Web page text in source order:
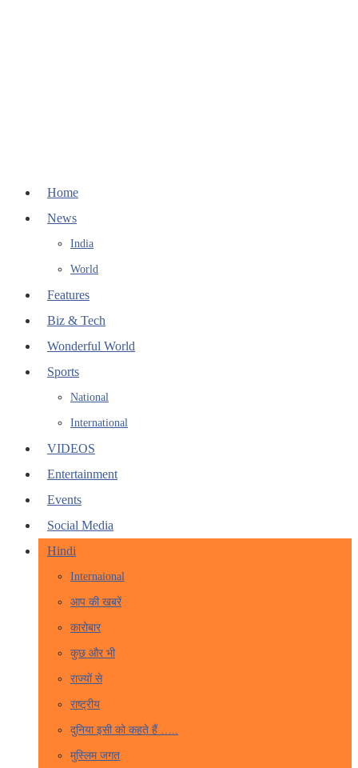
Home
News
India
World
Features
Biz & Tech
Wonderful World
Sports
National
International
VIDEOS
Entertainment
Events
Social Media
Hindi
Internaional
आप की खबरें
कारोबार
कुछ और भी
राज्यों से
राष्ट्रीय
दुनिया इसी को कहते हैं …..
मुस्लिम जगत